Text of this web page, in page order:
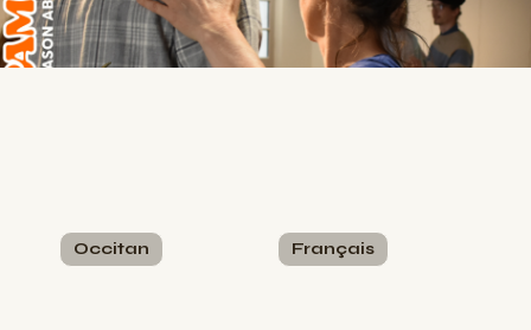
Occitan Français